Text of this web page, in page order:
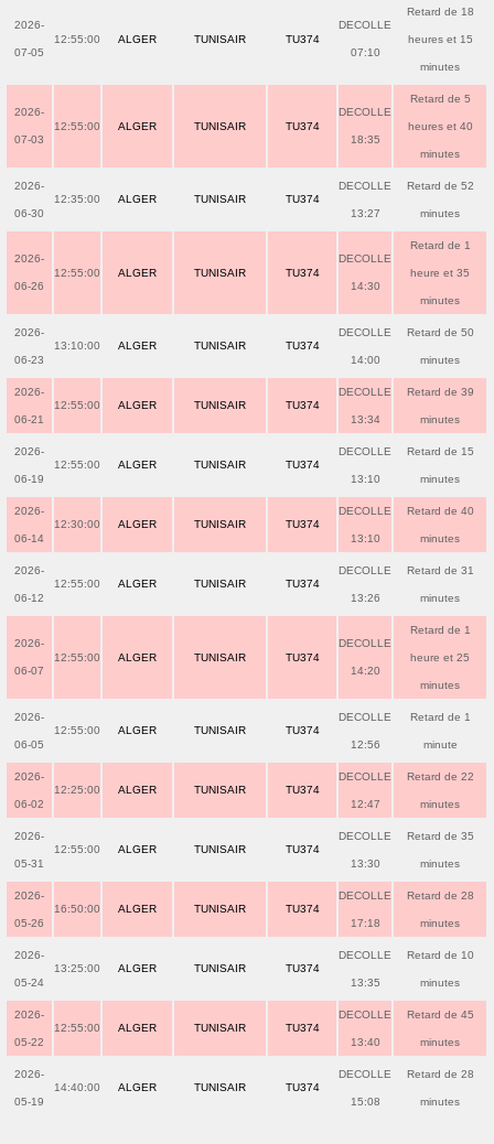
2026-
07-05
12:55:00 ALGER TUNISAIR TU374
DECOLLE
07:10
Retard de 18
heures et 15
minutes
2026-
07-03
12:55:00 ALGER TUNISAIR TU374
DECOLLE
18:35
Retard de 5
heures et 40
minutes
2026-
06-30
12:35:00 ALGER TUNISAIR TU374
DECOLLE
13:27
Retard de 52
minutes
2026-
06-26
12:55:00 ALGER TUNISAIR TU374
DECOLLE
14:30
Retard de 1
heure et 35
minutes
2026-
06-23
13:10:00 ALGER TUNISAIR TU374
DECOLLE
14:00
Retard de 50
minutes
2026-
06-21
12:55:00 ALGER TUNISAIR TU374
DECOLLE
13:34
Retard de 39
minutes
2026-
06-19
12:55:00 ALGER TUNISAIR TU374
DECOLLE
13:10
Retard de 15
minutes
2026-
06-14
12:30:00 ALGER TUNISAIR TU374
DECOLLE
13:10
Retard de 40
minutes
2026-
06-12
12:55:00 ALGER TUNISAIR TU374
DECOLLE
13:26
Retard de 31
minutes
2026-
06-07
12:55:00 ALGER TUNISAIR TU374
DECOLLE
14:20
Retard de 1
heure et 25
minutes
2026-
06-05
12:55:00 ALGER TUNISAIR TU374
DECOLLE
12:56
Retard de 1
minute
2026-
06-02
12:25:00 ALGER TUNISAIR TU374
DECOLLE
12:47
Retard de 22
minutes
2026-
05-31
12:55:00 ALGER TUNISAIR TU374
DECOLLE
13:30
Retard de 35
minutes
2026-
05-26
16:50:00 ALGER TUNISAIR TU374
DECOLLE
17:18
Retard de 28
minutes
2026-
05-24
13:25:00 ALGER TUNISAIR TU374
DECOLLE
13:35
Retard de 10
minutes
2026-
05-22
12:55:00 ALGER TUNISAIR TU374
DECOLLE
13:40
Retard de 45
minutes
2026-
05-19
14:40:00 ALGER TUNISAIR TU374
DECOLLE
15:08
Retard de 28
minutes